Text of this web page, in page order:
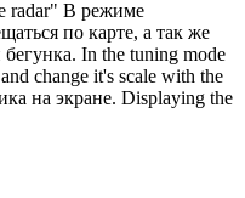
radar" В режиме
по карте, а так же
In the tuning mode
change it's scale with the
на экране. Displaying the